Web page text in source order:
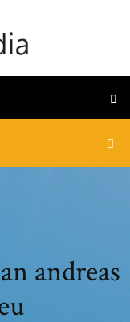
andreas